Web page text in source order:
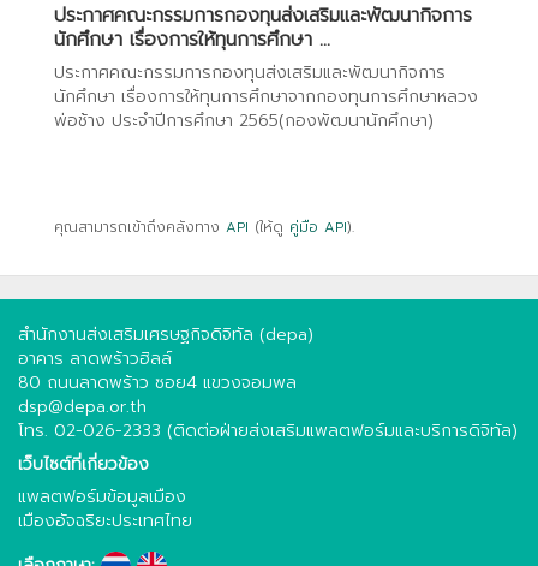
ประกาศคณะกรรมการกองทุนส่งเสริมและพัฒนากิจการ
นักศึกษา เรื่องการให้ทุนการศึกษา ...
ประกาศคณะกรรมการกองทุนส่งเสริมและพัฒนากิจการ
นักศึกษา เรื่องการให้ทุนการศึกษาจากกองทุนการศึกษาหลวง
พ่อช้าง ประจำปีการศึกษา 2565(กองพัฒนานักศึกษา)
คุณสามารถเข้าถึงคลังทาง API (ให้ดู คู่มือ API).
สำนักงานส่งเสริมเศรษฐกิจดิจิทัล (depa)
อาคาร ลาดพร้าวฮิลล์
80 ถนนลาดพร้าว ซอย4 แขวงจอมพล
dsp@depa.or.th
โทร. 02-026-2333 (ติดต่อฝ่ายส่งเสริมแพลตฟอร์มและบริการดิจิทัล)
เว็บไซต์ที่เกี่ยวข้อง
แพลตฟอร์มข้อมูลเมือง
เมืองอัจฉริยะประเทศไทย